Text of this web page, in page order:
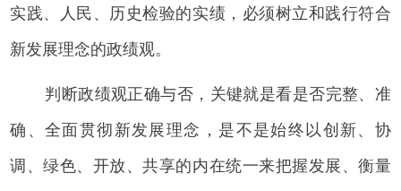
实践、人民、历史检验的实绩，必须树立和践行符合
新发展理念的政绩观。
判断政绩观正确与否，关键就是看是否完整、准
确、全面贯彻新发展理念，是不是始终以创新、协
调、绿色、开放、共享的内在统一来把握发展、衡量